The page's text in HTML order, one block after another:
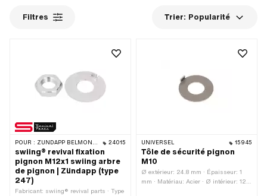
Filtres Trier: Popularité
POUR : ZÜNDAPP BELMONDO · ZÜNDAPP 24015
swiing® revival fixation
pignon M12x1 swiing arbre
de pignon | Zündapp (type
247)
Fabricant: swiing® revival parts · Type
UNIVERSEL 15945
Tôle de sécurité pignon
M10
Ø extérieur: 24.8 mm · Épaisseur: 1
mm · Matériau: Acier · Ø intérieur: 12